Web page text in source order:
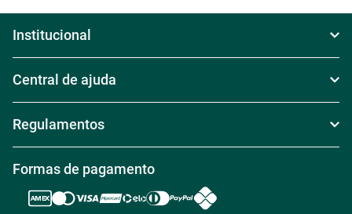
Institucional
Televendas
Nossas Lojas
Trabalhe conosco
Central de atendimento
Central de ajuda
Política de Troca
Política de Reembolso
Regulamentos
Regras de Desconto
Formas de pagamento